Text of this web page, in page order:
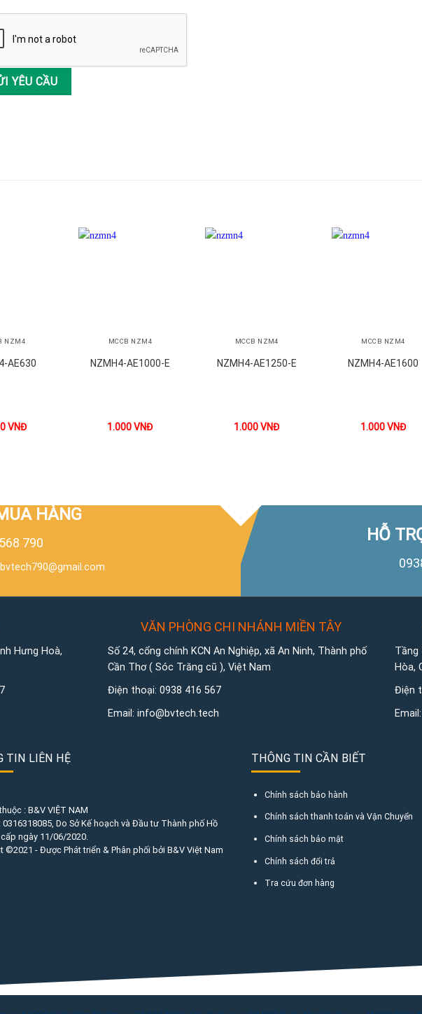
NZM4
AE630
VNĐ
MCCB NZM4
NZMH4-AE1000-E
1.000VNĐ
MCCB NZM4
NZMH4-AE1250-E
1.000VNĐ
MCCB NZM4
NZMH4-AE1600
1.000VNĐ
HÀNG
790
bvtech790@gmail.com
HỖ
Hưng Hoà,
VĂN PHÒNG CHI NHÁNH MIỀN TÂY
Số 24, cổng chính KCN An Nghiệp, xã An Ninh, Thành phố
Cần Thơ ( Sóc Trăng cũ ), Việt Nam
Điện thoại: 0938 416 567
Email: info@bvtech.tech
Tầng
Hòa,
Điện
Email:
TIN LIÊN HỆ
: B&V VIỆT NAM
0316318085 , Do Sở Kế hoạch và Đầu tư Thành phố Hồ
ngày 11/06/2020.
©2021 - Được Phát triển & Phân phối bởi B&V Việt Nam
THÔNG TIN CẦN BIẾT
Chính sách bảo hành
Chính sách thanh toán và Vận Chuyển
Chính sách bảo mật
Chính sách đổi trả
Tra cứu đơn hàng